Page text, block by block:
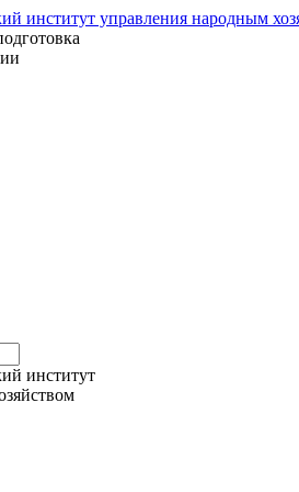
институт управления народным
институт